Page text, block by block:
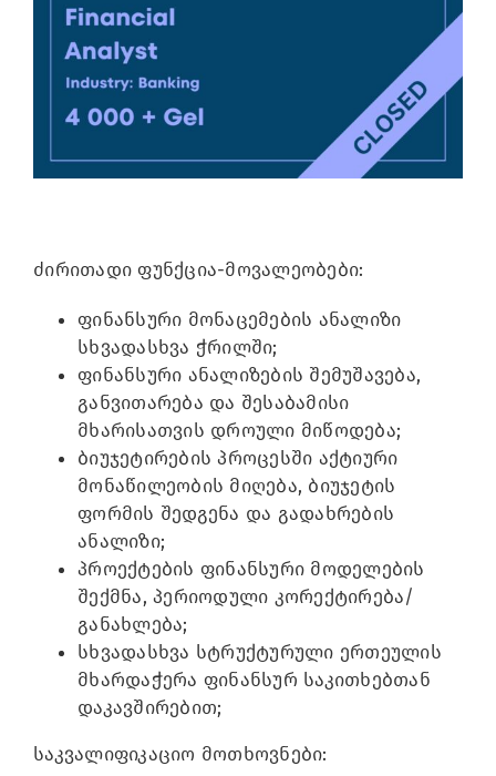
ძირითადი ფუნქცია-მოვალეობები:
ფინანსური მონაცემების ანალიზი
სხვადასხვა ჭრილში;
ფინანსური ანალიზების შემუშავება,
განვითარება და შესაბამისი
მხარისათვის დროული მიწოდება;
ბიუჯეტირების პროცესში აქტიური
მონაწილეობის მიღება, ბიუჯეტის
ფორმის შედგენა და გადახრების
ანალიზი;
პროექტების ფინანსური მოდელების
შექმნა, პერიოდული კორექტირება/
განახლება;
სხვადასხვა სტრუქტურული ერთეულის
მხარდაჭერა ფინანსურ საკითხებთან
დაკავშირებით;
საკვალიფიკაციო მოთხოვნები: